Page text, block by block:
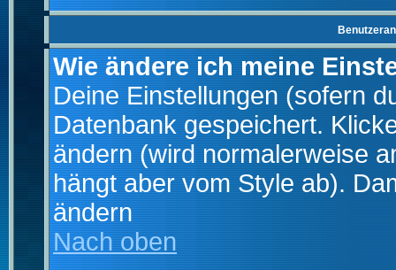
Wie ändere ich meine
Deine Einstellungen (sofern
Datenbank gespeichert.
ändern (wird normalerweise
hängt aber vom Style ab).
ändern
Nach oben